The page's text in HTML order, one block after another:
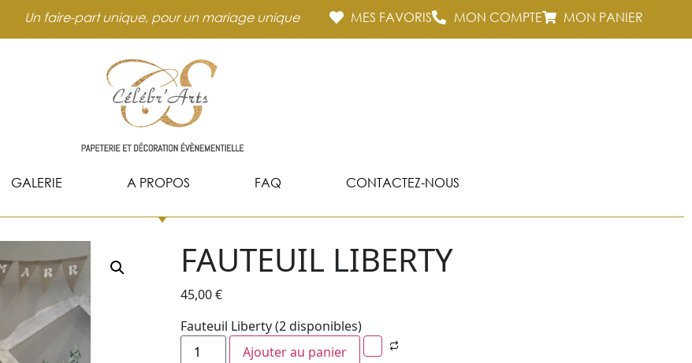
Un faire-part unique, pour un mariage unique MES FAVORIS MON COMPTE MON PANIER
GALERIE A PROPOS FAQ CONTACTEZ-NOUS
FAUTEUIL LIBERTY
45,00€
Fauteuil Liberty (2 disponibles)
Ajouter au panier